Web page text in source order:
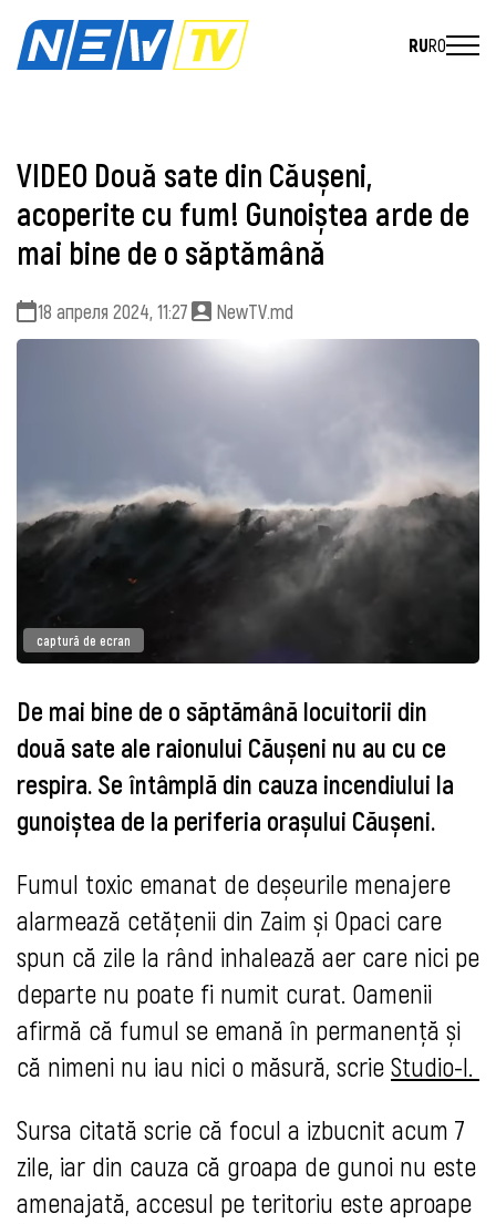
RURO
VIDEO Două sate din Căușeni,
acoperite cu fum! Gunoiștea arde de
mai bine de o săptămână
18 апреля 2024, 11:27 NewTV.md
captură de ecran
De mai bine de o săptămână locuitorii din
două sate ale raionului Căușeni nu au cu ce
respira. Se întâmplă din cauza incendiului la
gunoiștea de la periferia orașului Căușeni.
Fumul toxic emanat de deșeurile menajere
alarmează cetățenii din Zaim și Opaci care
spun că zile la rând inhalează aer care nici pe
departe nu poate fi numit curat. Oamenii
afirmă că fumul se emană în permanență și
că nimeni nu iau nici o măsură, scrie Studio-l.
Sursa citată scrie că focul a izbucnit acum 7
zile, iar din cauza că groapa de gunoi nu este
amenajată, accesul pe teritoriu este aproape